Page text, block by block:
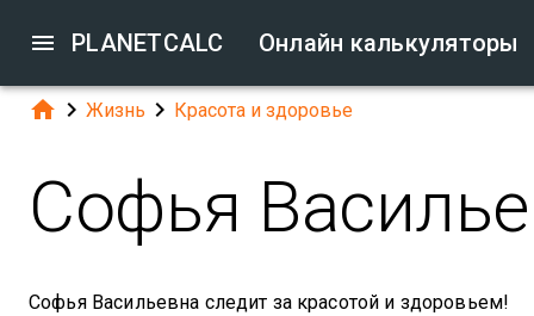
 PLANETCALC Онлайн калькуляторы
  Жизнь  Красота и здоровье
Софья
Софья Васильевна следит за красотой и здоровьем!